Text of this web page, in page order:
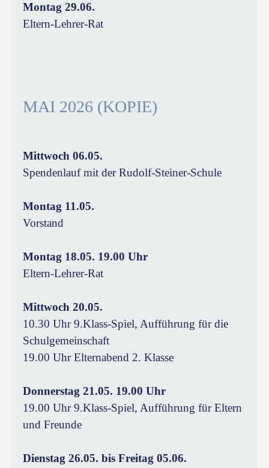
Montag 29.06.
Eltern-Lehrer-Rat
MAI 2026 (KOPIE)
Mittwoch 06.05.
Spendenlauf mit der Rudolf-Steiner-Schule
Montag 11.05.
Vorstand
Montag 18.05. 19.00 Uhr
Eltern-Lehrer-Rat
Mittwoch 20.05.
10.30 Uhr 9.Klass-Spiel, Aufführung für die
Schulgemeinschaft
19.00 Uhr Elternabend 2. Klasse
Donnerstag 21.05. 19.00 Uhr
19.00 Uhr 9.Klass-Spiel, Aufführung für Eltern
und Freunde
Dienstag 26.05. bis Freitag 05.06.